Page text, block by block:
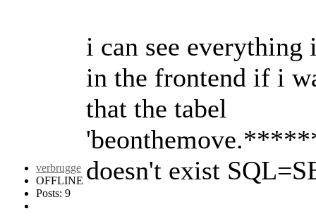
verbrugge
OFFLINE
Posts: 9
i can see everything
in the frontend if i
that the tabel
doesn't exist